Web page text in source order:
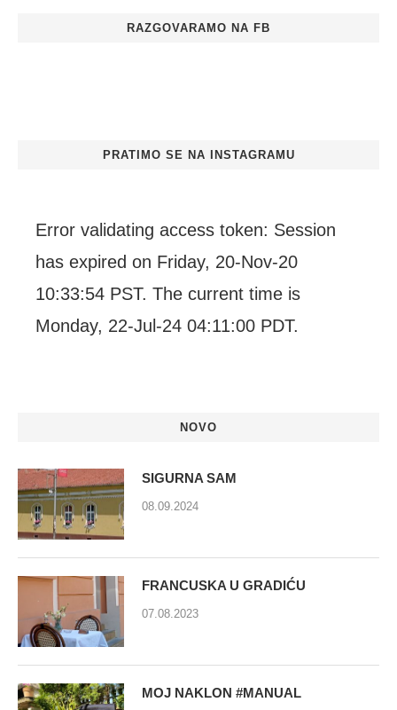
RAZGOVARAMO NA FB
PRATIMO SE NA INSTAGRAMU
Error validating access token: Session
has expired on Friday, 20-Nov-20
10:33:54 PST. The current time is
Monday, 22-Jul-24 04:11:00 PDT.
NOVO
SIGURNA SAM
08.09.2024
FRANCUSKA U GRADIĆU
07.08.2023
MOJ NAKLON #MANUAL